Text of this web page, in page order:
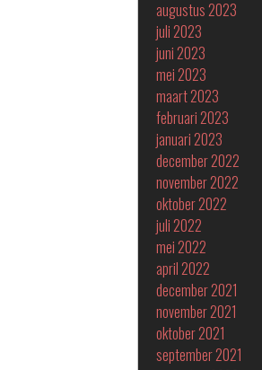
augustus 2023
juli 2023
juni 2023
mei 2023
maart 2023
februari 2023
januari 2023
december 2022
november 2022
oktober 2022
juli 2022
mei 2022
april 2022
december 2021
november 2021
oktober 2021
september 2021